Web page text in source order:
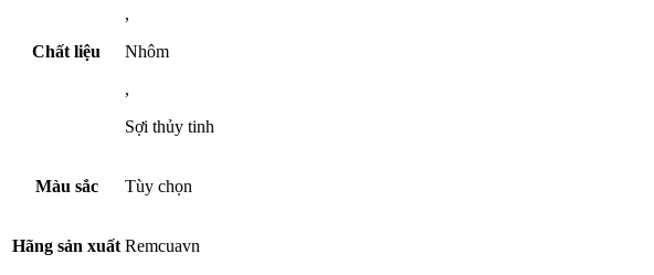
Chất liệu
,
Nhôm
,
Sợi thủy tinh
Màu sắc Tùy chọn
Hãng sản xuất Remcuavn